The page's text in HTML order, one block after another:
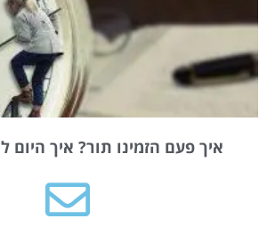
איך פעם הזמינו תור? איך היום